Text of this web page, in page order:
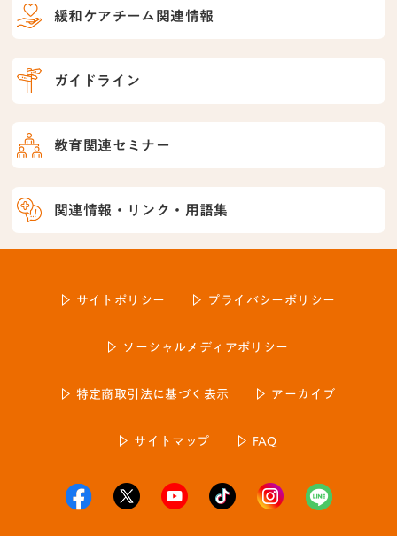
緩和ケアチーム関連情報
ガイドライン
教育関連セミナー
関連情報・リンク・用語集
サイトポリシー プライバシーポリシー
ソーシャルメディアポリシー
特定商取引法に基づく表示 アーカイブ
サイトマップ FAQ